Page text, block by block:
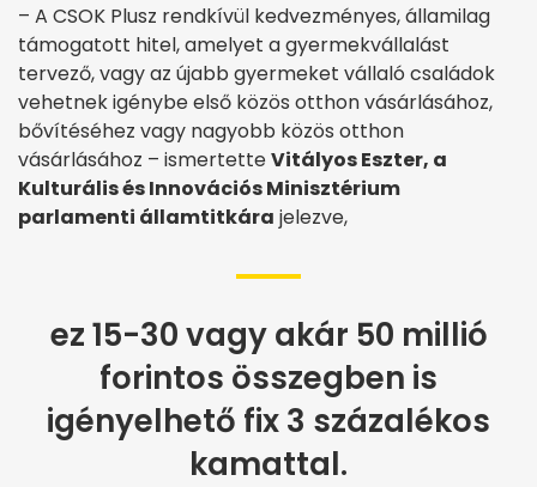
– A CSOK Plusz rendkívül kedvezményes, államilag
támogatott hitel, amelyet a gyermekvállalást
tervező, vagy az újabb gyermeket vállaló családok
vehetnek igénybe első közös otthon vásárlásához,
bővítéséhez vagy nagyobb közös otthon
vásárlásához – ismertetteVitályos Eszter, a
Kulturális és Innovációs Minisztérium
parlamenti államtitkára jelezve,
ez 15-30 vagy akár 50 millió
forintos összegben is
igényelhető fix 3 százalékos
kamattal.